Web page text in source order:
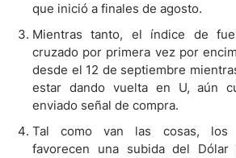
que inició a finales de agosto.
Mientras tanto, el índice de
cruzado por primera vez por
desde el 12 de septiembre
estar dando vuelta en U, aún
enviado señal de compra.
Tal como van las cosas, los
favorecen una subida del Dólar